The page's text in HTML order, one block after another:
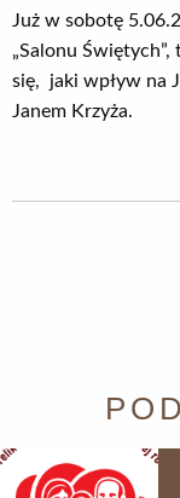
Już w sobotę
„Salonu
się, jaki wpływ na
Janem Krzyża.